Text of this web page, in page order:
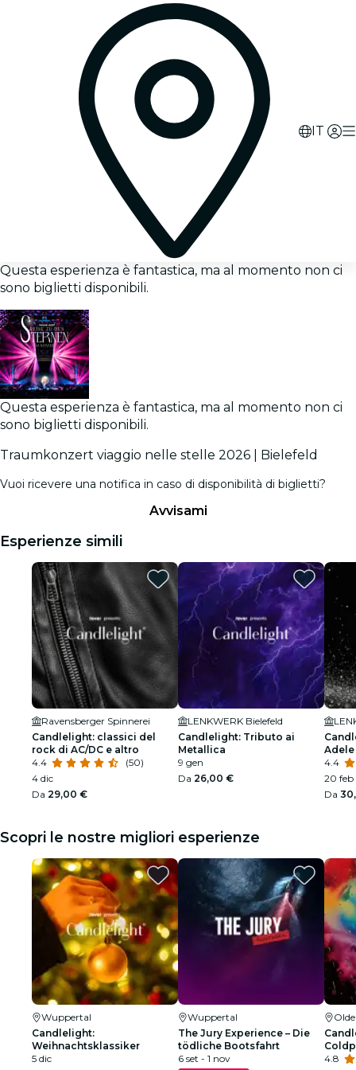
IT
Questa esperienza è fantastica, ma al momento non ci
sono biglietti disponibili.
Questa esperienza è fantastica, ma al momento non ci
sono biglietti disponibili.
Traumkonzert viaggio nelle stelle 2026 | Bielefeld
Vuoi ricevere una notifica in caso di disponibilità di biglietti?
Avvisami
Esperienze simili
Ravensberger Spinnerei
Candlelight: classici del
rock di AC/DC e altro
4.4
(50)
4 dic
Da 29,00 €
LENKWERK Bielefeld
Candlelight: Tributo ai
Metallica
9 gen
Da 26,00 €
Adele
4.4
20 feb
Da
Scopri le nostre migliori esperienze
Wuppertal
Candlelight:
Weihnachtsklassiker
5 dic
Wuppertal
The Jury Experience – Die
tödliche Bootsfahrt
6 set - 1 nov
4.8